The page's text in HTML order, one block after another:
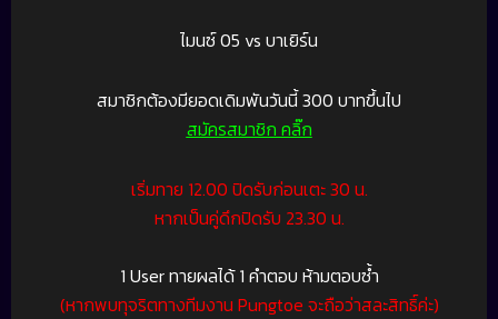
ไมนซ์ 05 vs บาเยิร์น
สมาชิกต้องมียอดเดิมพันวันนี้ 300 บาทขึ้นไป
สมัครสมาชิก คลิ๊ก
เริ่มทาย 12.00 ปิดรับก่อนเตะ 30 น.
หากเป็นคู่ดึกปิดรับ 23.30 น.
1 User ทายผลได้ 1 คำตอบ ห้ามตอบซ้ำ
(หากพบทุจริตทางทีมงาน Pungtoe จะถือว่าสละสิทธิ์ค่ะ)